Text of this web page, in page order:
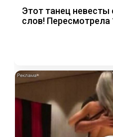
Этот танец невесты
слов! Пересмотрела